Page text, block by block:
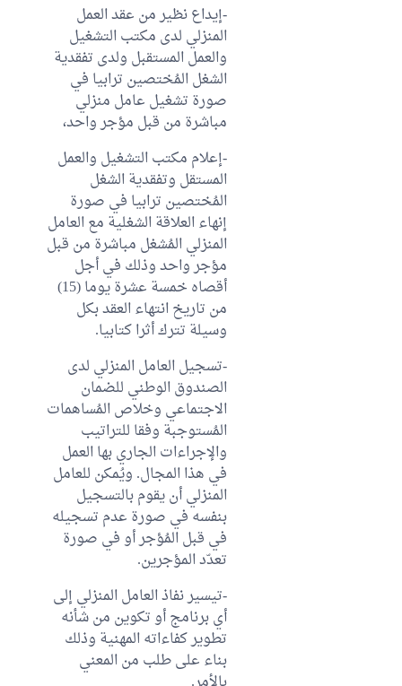
-إيداع نظير من عقد العمل
المنزلي لدى مكتب التشغيل
والعمل المستقبل ولدى تفقدية
الشغل المُختصين ترابيا في
صورة تشغيل عامل منزلي
مباشرة من قبل مؤجر واحد،
-إعلام مكتب التشغيل والعمل
المستقل وتفقدية الشغل
المُختصين ترابيا في صورة
إنهاء العلاقة الشغلية مع العامل
المنزلي المُشغل مباشرة من قبل
مؤجر واحد وذلك في أجل
أقصاه خمسة عشرة يوما (15)
من تاريخ انتهاء العقد بكل
وسيلة تترك أثرا كتابيا.
-تسجيل العامل المنزلي لدى
الصندوق الوطني للضمان
الاجتماعي وخلاص المُساهمات
المُستوجبة وفقا للتراتيب
والإجراءات الجاري بها العمل
في هذا المجال. ويُمكن للعامل
المنزلي أن يقوم بالتسجيل
بنفسه في صورة عدم تسجيله
في قبل المُؤجر أو في صورة
تعدّد المؤجرين.
-تيسير نفاذ العامل المنزلي إلى
أي برنامج أو تكوين من شأنه
تطوير كفاءاته المهنية وذلك
بناء على طلب من المعني